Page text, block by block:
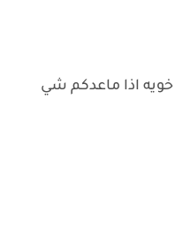
خويه اذا ماعدكم شي